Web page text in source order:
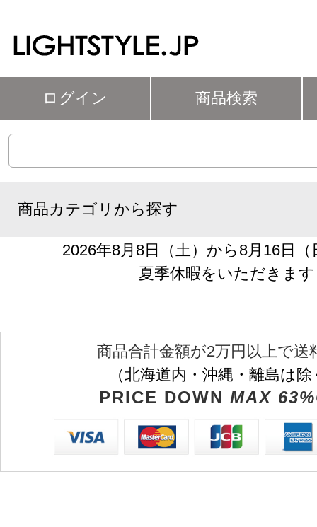
ログイン 商品検索
商品カテゴリから探す
2026年8月8日（土）から8月16日
夏季休暇をいただきます
商品合計金額が2万円以上で送
（北海道内・沖縄・離島は
PRICE DOWN MAX